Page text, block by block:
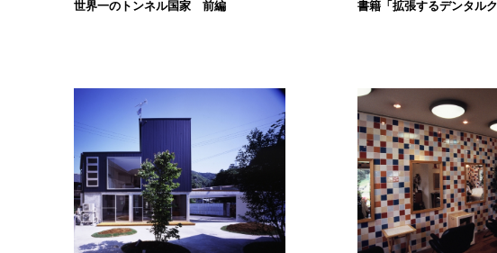
書籍「拡張するデンタル
世界一のトンネル国家 前編